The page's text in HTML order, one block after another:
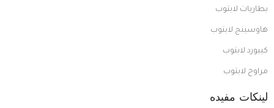
بطاريات لابتوب
هاوسينج لابتوب
كيبورد لابتوب
مراوح لابتوب
لينكات مفيده